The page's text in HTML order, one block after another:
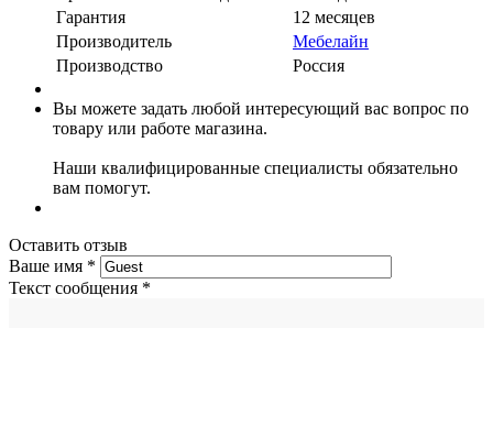
Гарантия
12 месяцев
Производитель
Мебелайн
Производство
Россия
Вы можете задать любой интересующий вас вопрос по
товару или работе магазина.
Наши квалифицированные специалисты обязательно
вам помогут.
Оставить отзыв
Ваше имя *
Текст сообщения *